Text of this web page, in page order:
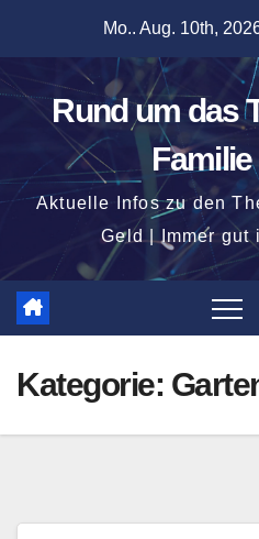
springen
Mo.. Aug. 10th,
Rund um das
Familie
Aktuelle Infos zu den
Geld | Immer gut
Kategorie: